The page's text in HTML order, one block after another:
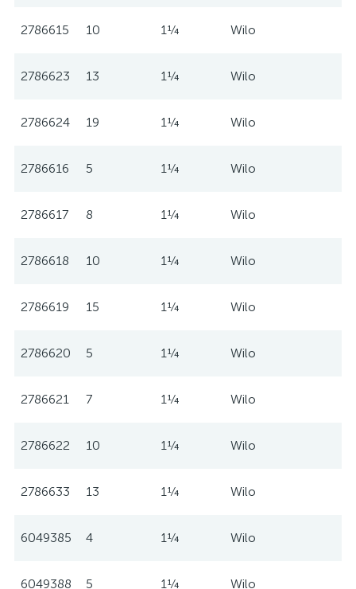
2786615 10 1¼ Wilo
2786623 13 1¼ Wilo
2786624 19 1¼ Wilo
2786616 5 1¼ Wilo
2786617 8 1¼ Wilo
2786618 10 1¼ Wilo
2786619 15 1¼ Wilo
2786620 5 1¼ Wilo
2786621 7 1¼ Wilo
2786622 10 1¼ Wilo
2786633 13 1¼ Wilo
6049385 4 1¼ Wilo
6049388 5 1¼ Wilo